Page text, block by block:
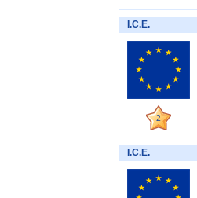
I.C.E.
2
I.C.E.